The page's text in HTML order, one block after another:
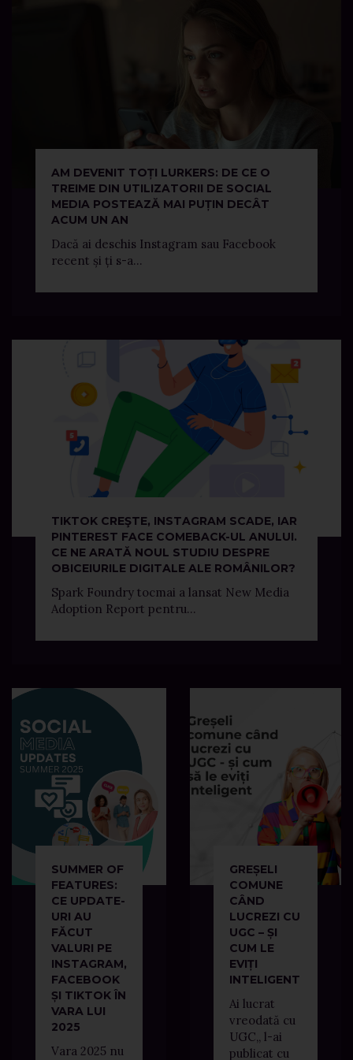
AM DEVENIT TOȚI LURKERS: DE CE O
TREIME DIN UTILIZATORII DE SOCIAL
MEDIA POSTEAZĂ MAI PUȚIN DECÂT
ACUM UN AN
Dacă ai deschis Instagram sau Facebook
recent și ți s-a...
TIKTOK CREŞTE, INSTAGRAM SCADE, IAR
PINTEREST FACE COMEBACK-UL ANULUI.
CE NE ARATĂ NOUL STUDIU DESPRE
OBICEIURILE DIGITALE ALE ROMÂNILOR?
Spark Foundry tocmai a lansat New Media
Adoption Report pentru...
SUMMER OF
FEATURES:
CE UPDATE-
URI AU
FĂCUT
VALURI PE
INSTAGRAM,
FACEBOOK
ȘI TIKTOK ÎN
VARA LUI
2025
Vara 2025 nu
GREȘELI
COMUNE
CÂND
LUCREZI CU
UGC – ȘI
CUM LE
EVIȚI
INTELIGENT
Ai lucrat
vreodată cu
UGC,, l-ai
publicat cu